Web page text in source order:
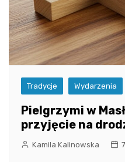
Tradycje Wydarzenia
Pielgrzymi w
przyjęcie na
Kamila Kalinowska